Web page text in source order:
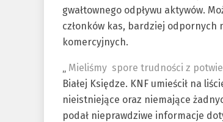
gwałtownego odpływu aktywów.
członków kas, bardziej
komercyjnych.
„ Mieliśmy spore trudności z
Białej Księdze. KNF umieścił na
nieistniejące oraz niemające
podał nieprawdziwe informacje